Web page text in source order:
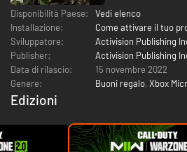
Disponibilità Paese:
Vedi elenco
Installazione:
Come attivare il tuo
Sviluppatore:
Activision Publishing
Publisher:
Activision Publishing
Data di rilascio:
15 novembre 2022
Genere:
Buoni regalo, Xbox
Edizioni